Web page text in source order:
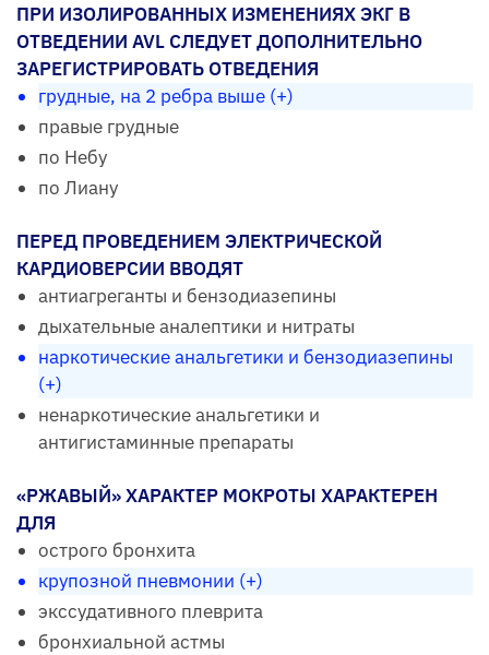
ПРИ ИЗОЛИРОВАННЫХ ИЗМЕНЕНИЯХ ЭКГ В
ОТВЕДЕНИИ AVL СЛЕДУЕТ ДОПОЛНИТЕЛЬНО
ЗАРЕГИСТРИРОВАТЬ ОТВЕДЕНИЯ
грудные, на 2 ребра выше (+)
правые грудные
по Небу
по Лиану
ПЕРЕД ПРОВЕДЕНИЕМ ЭЛЕКТРИЧЕСКОЙ
КАРДИОВЕРСИИ ВВОДЯТ
антиагреганты и бензодиазепины
дыхательные аналептики и нитраты
наркотические анальгетики и бензодиазепины
(+)
ненаркотические анальгетики и
антигистаминные препараты
«РЖАВЫЙ» ХАРАКТЕР МОКРОТЫ ХАРАКТЕРЕН
ДЛЯ
острого бронхита
крупозной пневмонии (+)
экссудативного плеврита
бронхиальной астмы